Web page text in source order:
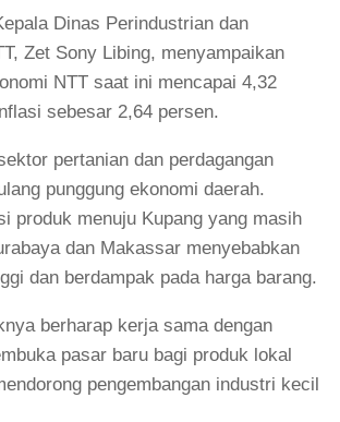
Dinas Perindustrian dan
Zet Sony Libing, menyampaikan
NTT saat ini mencapai 4,32
sebesar 2,64 persen.
pertanian dan perdagangan
punggung ekonomi daerah.
produk menuju Kupang yang masih
dan Makassar menyebabkan
dan berdampak pada harga barang.
berharap kerja sama dengan
pasar baru bagi produk lokal
pengembangan industri kecil